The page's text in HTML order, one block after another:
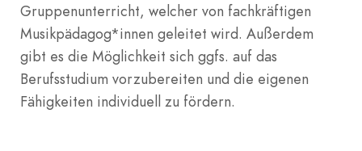
Gruppenunterricht, welcher von fachkräftigen
Musikpädagog*innen geleitet wird. Außerdem
gibt es die Möglichkeit sich ggfs. auf das
Berufsstudium vorzubereiten und die eigenen
Fähigkeiten individuell zu fördern.